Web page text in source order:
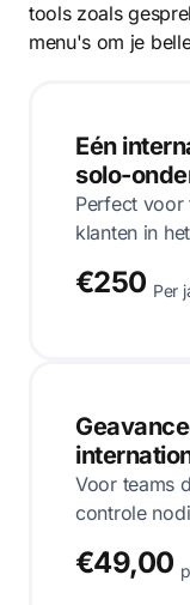
tools zoals
menu's om je
Eén
solo-
Perfect voor
klanten in
€250 Per
Voor teams
controle
€49,00